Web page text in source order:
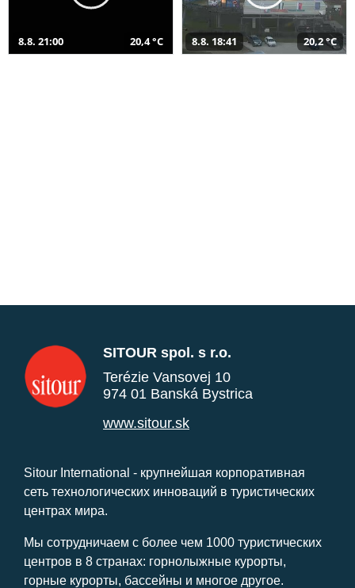
8.8. 21:00 20,4 °C 8.8. 18:41 20,2 °C
SITOUR spol. s r.o.
Terézie Vansovej 10
974 01 Banská Bystrica
www.sitour.sk
Sitour International - крупнейшая корпоративная
сеть технологических инноваций в туристических
центрах мира.
Мы сотрудничаем с более чем 1000 туристических
центров в 8 странах: горнолыжные курорты,
горные курорты, бассейны и многое другое.